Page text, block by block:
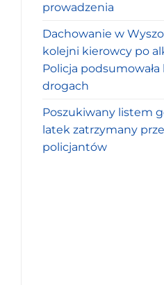
prowadzenia
Dachowanie w
kolejni kierowcy po
Policja
drogach
Poszukiwany listem
latek zatrzymany
policjantów